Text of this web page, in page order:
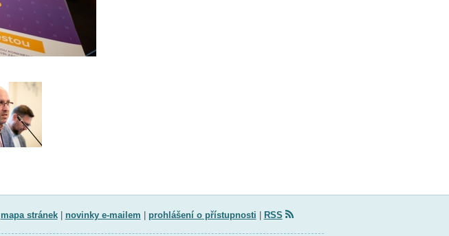
mapa stránek| novinky e-mailem prohlášení o přístupnosti RSS